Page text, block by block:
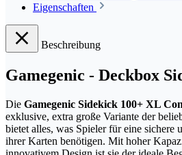
Eigenschaften
Beschreibung
Gamegenic - Deckbox
Die Gamegenic Sidekick 100+ XL
exklusive, extra große Variante der
bietet alles, was Spieler für eine
ihrer Karten benötigen. Mit hoher